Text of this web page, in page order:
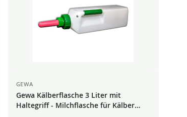
GEWA
Gewa Kälberflasche 3 Liter mit
Haltegriff - Milchflasche für Kälber